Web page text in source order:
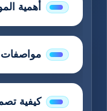
أهمية
مواصفات
كيفية